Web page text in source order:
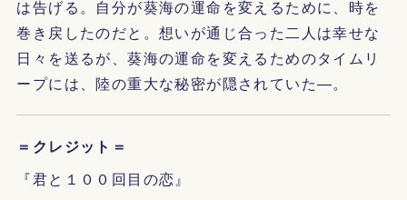
は告げる。自分が葵海の運命を変えるために、時を
巻き戻したのだと。想いが通じ合った二人は幸せな
日々を送るが、葵海の運命を変えるためのタイムリ
ープには、陸の重大な秘密が隠されていた―。
＝クレジット＝
『君と１００回目の恋』